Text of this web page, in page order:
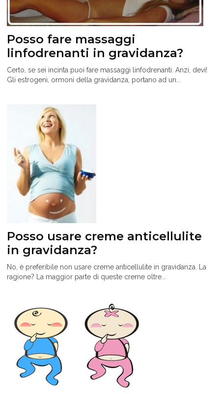
Posso fare massaggi
linfodrenanti in gravidanza?
Certo, se sei incinta puoi fare massaggi linfodrenanti. Anzi, devi!
Gli estrogeni, ormoni della gravidanza, portano ad un...
Posso usare creme anticellulite
in gravidanza?
No, è preferibile non usare creme anticellulite in gravidanza. La
ragione? La maggior parte di queste creme oltre...